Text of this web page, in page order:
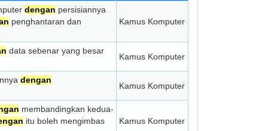
dengan persisiannya
penghantaran dan
Kamus Komputer
data sebenar yang besar
Kamus Komputer
dengan
Kamus Komputer
membandingkan kedua-
itu boleh mengimbas
Kamus Komputer